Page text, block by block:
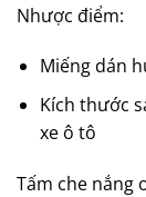
Nhược điểm:
Miếng dán
Kích thước
xe ô tô
Tấm che nắng